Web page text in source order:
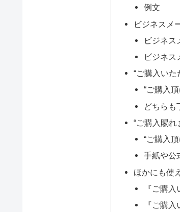
例文
ビジネスメ
ビジネス
ビジネス
“ご購入い
“ご購入
どちらも
“ご購入賜
“ご購入
手紙や公
ほかにも使
『ご購
『ご購